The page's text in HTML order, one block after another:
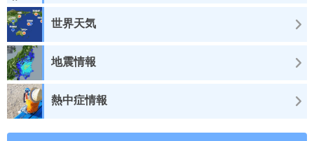
世界天気
地震情報
熱中症情報